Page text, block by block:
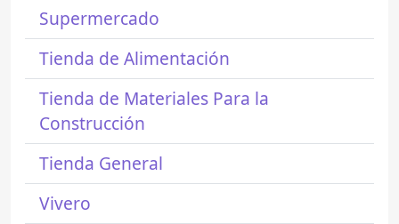
Supermercado
Tienda de Alimentación
Tienda de Materiales Para la
Construcción
Tienda General
Vivero